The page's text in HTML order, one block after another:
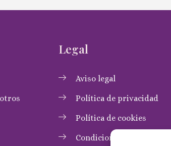
Legal
Aviso legal
Política de privacidad
Política de cookies
Condiciones de compra